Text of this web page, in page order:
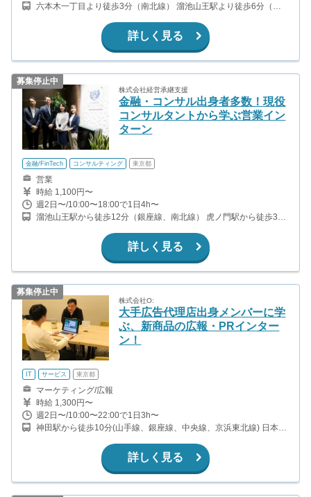
六本木一丁目より徒歩3分（南北線） 溜池山王駅より徒歩6分（銀
詳しく見る
募集停止中
株式会社経営承継支援
金融・コンサル出身者多数！現役
コンサルタントから学ぶ営業イン
ターン
金融/FinTech コンサルティング 東京都
営業
時給 1,100円〜
週2日〜/10:00〜18:00で1日4h〜
溜池山王駅から徒歩12分（銀座線、南北線） 虎ノ門駅から徒歩3分
線） 国会議事堂前駅から徒歩9分（千代田線、丸ノ内線）
詳しく見る
募集停止中
株式会社O:
大手広告代理店出身メンバーに学
ぶ、新商品の広報・PRインター
ン！
IT サービス 東京都
マーケティング/広報
時給 1,300円〜
週2日〜/10:00〜22:00で1日3h〜
神田駅から徒歩10分(山手線、銀座線、中央線、京浜東北線) 日本橋
座線、半蔵門線) 又は溜池山王オフィス(三菱総研内 南北線・銀座
詳しく見る